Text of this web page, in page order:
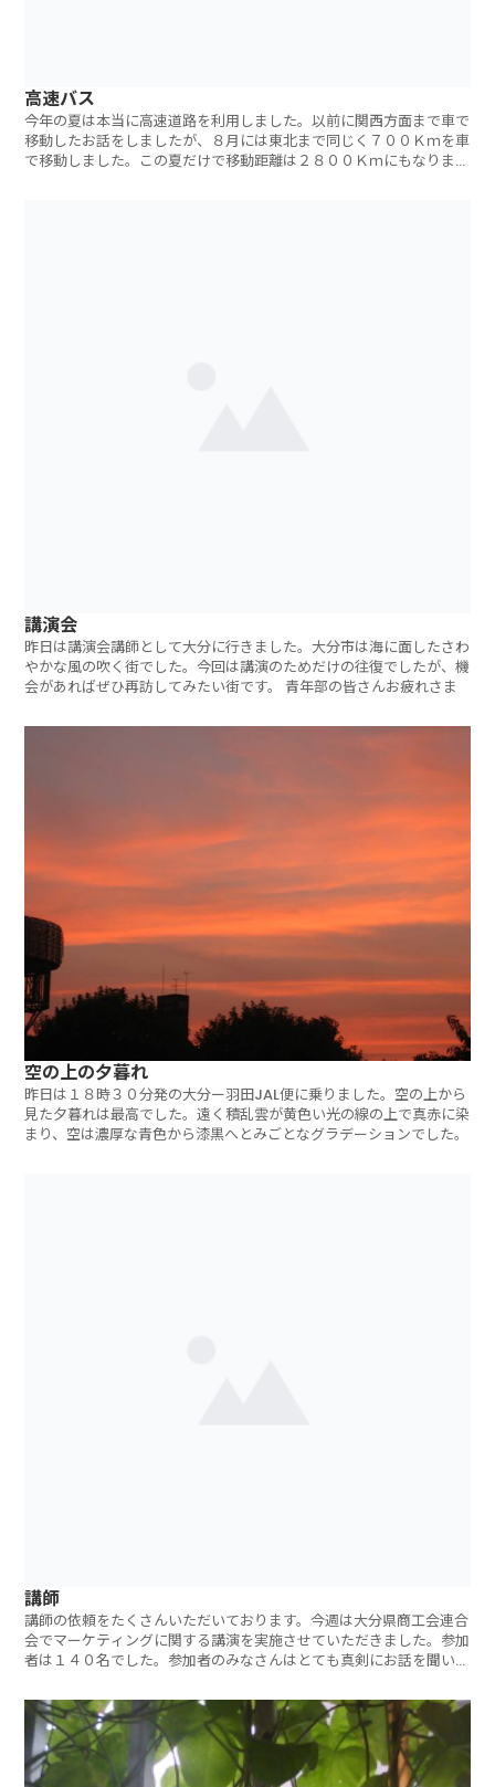
高速バス
今年の夏は本当に高速道路を利用しました。以前に関西方面まで車で
移動したお話をしましたが、８月には東北まで同じく７００Ｋｍを車
で移動しました。この夏だけで移動距離は２８００Ｋｍにもなりま
講演会
昨日は講演会講師として大分に行きました。大分市は海に面したさわ
やかな風の吹く街でした。今回は講演のためだけの往復でしたが、機
会があればぜひ再訪してみたい街です。 青年部の皆さんお疲れさま
空の上の夕暮れ
昨日は１８時３０分発の大分ー羽田JAL便に乗りました。空の上から
見た夕暮れは最高でした。遠く積乱雲が黄色い光の線の上で真赤に染
まり、空は濃厚な青色から漆黒へとみごとなグラデーションでした。
講師
講師の依頼をたくさんいただいております。今週は大分県商工会連合
会でマーケティングに関する講演を実施させていただきました。参加
者は１４０名でした。参加者のみなさんはとても真剣にお話を聞いて